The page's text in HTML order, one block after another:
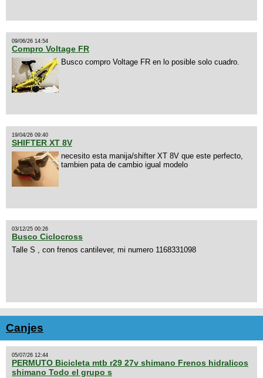
09/06/26 14:54
Compro Voltage FR
Busco compro Voltage FR en lo posible solo cuadro.
19/04/26 09:40
SHIFTER XT 8V
necesito esta manija/shifter XT 8V que este perfecto,
tambien pata de cambio igual modelo
03/12/25 00:26
Busco Ciclocross
Talle S , con frenos cantilever, mi numero 1168331098
Canjes
05/07/26 12:44
PERMUTO Bicicleta mtb r29 27v shimano Frenos hidralicos
shimano Todo el grupo s